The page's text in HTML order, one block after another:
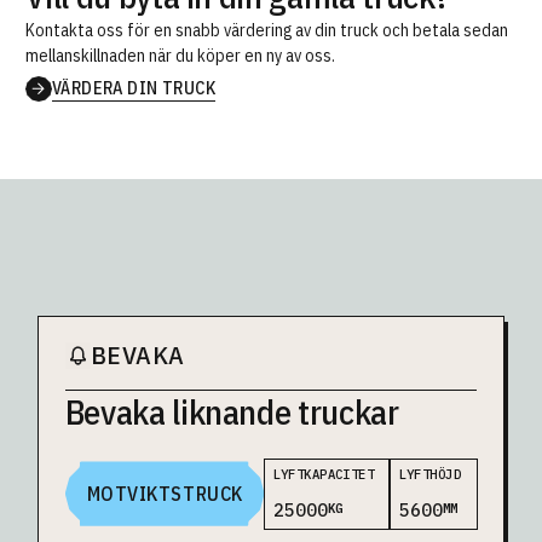
Kontakta oss för en snabb värdering av din truck och betala sedan
mellanskillnaden när du köper en ny av oss.
VÄRDERA DIN TRUCK
BEVAKA
Bevaka liknande truckar
MOTVIKTSTRUCK
LYFTKAPACITET
25000KG
LYFTHÖJD
5600MM